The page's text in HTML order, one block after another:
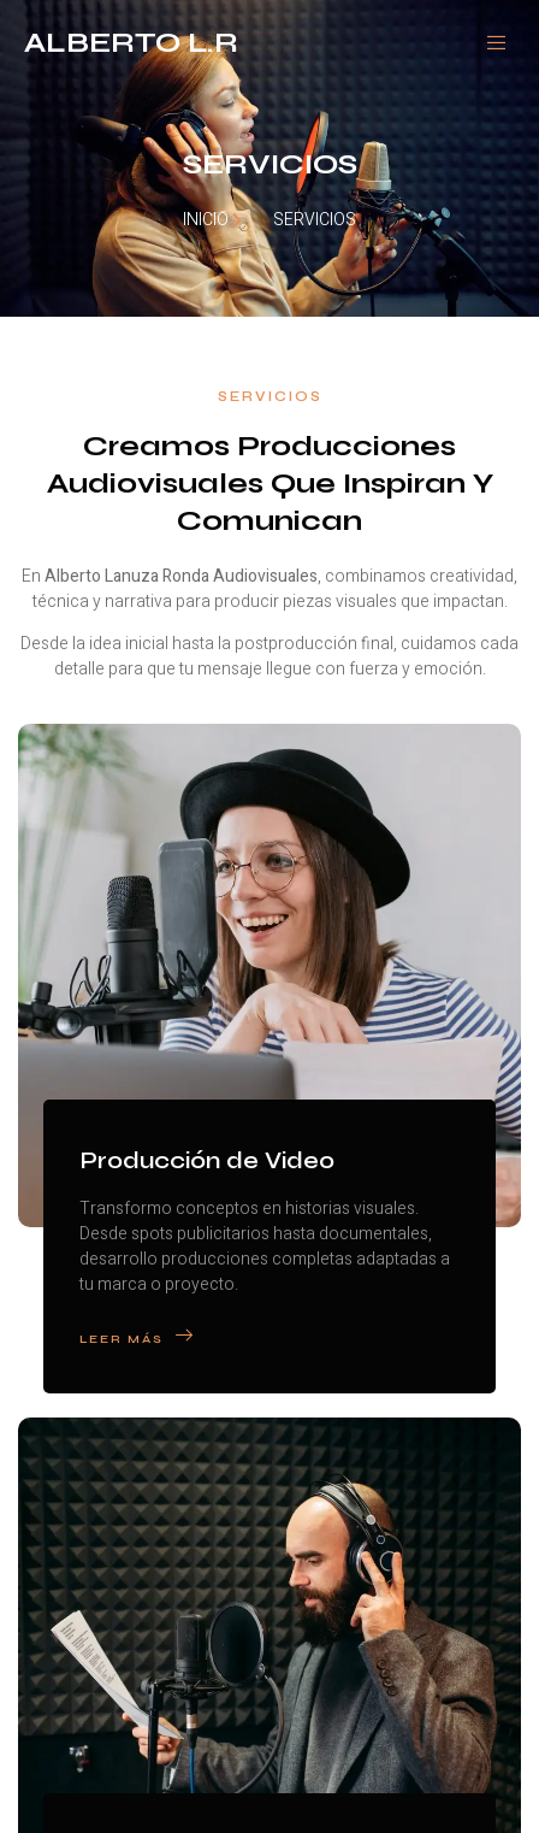
ALBERTO L.R
SERVICIOS
INICIO SERVICIOS
SERVICIOS
Creamos Producciones
Audiovisuales Que Inspiran Y
Comunican
EnAlberto Lanuza Ronda Audiovisuales, combinamos creatividad,
técnica y narrativa para producir piezas visuales que impactan.
Desde la idea inicial hasta la postproducción final, cuidamos cada
detalle para que tu mensaje llegue con fuerza y emoción.
Producción de Video
Transformo conceptos en historias visuales.
Desde spots publicitarios hasta documentales,
desarrollo producciones completas adaptadas a
tu marca o proyecto.
LEER MÁS